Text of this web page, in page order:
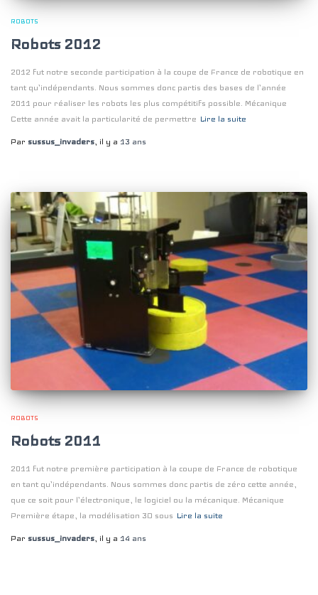
ROBOTS
Robots 2012
2012 fut notre seconde participation à la coupe de France de robotique en
tant qu’indépendants. Nous sommes donc partis des bases de l’année
2011 pour réaliser les robots les plus compétitifs possible. Mécanique
Cette année avait la particularité de permettre Lire la suite
Par sussus_invaders, il y a 13 ans
ROBOTS
Robots 2011
2011 fut notre première participation à la coupe de France de robotique
en tant qu’indépendants. Nous sommes donc partis de zéro cette année,
que ce soit pour l’électronique, le logiciel ou la mécanique. Mécanique
Première étape, la modélisation 3D sous Lire la suite
Par sussus_invaders, il y a 14 ans